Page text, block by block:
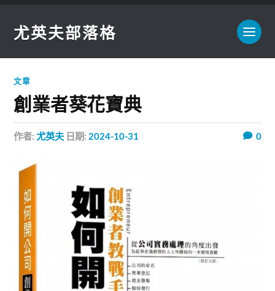
尤英夫部落格
文章
創業者葵花寶典
作者:尤英夫 日期: 2024-10-31 0